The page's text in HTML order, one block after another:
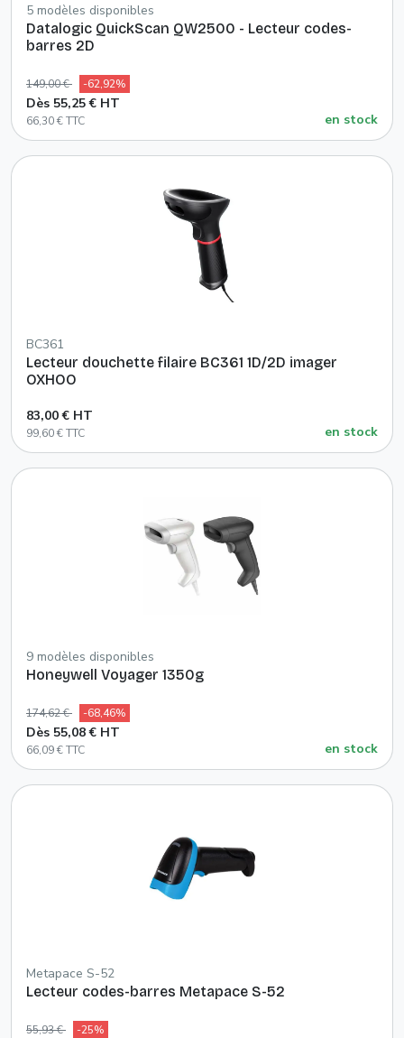
5 modèles disponibles
Datalogic QuickScan QW2500 - Lecteur codes-
barres 2D
149,00 € -62,92%
Dès 55,25 € HT
66,30 € TTC en stock
BC361
Lecteur douchette filaire BC361 1D/2D imager
OXHOO
83,00 € HT
99,60 € TTC en stock
9 modèles disponibles
Honeywell Voyager 1350g
174,62 € -68,46%
Dès 55,08 € HT
66,09 € TTC en stock
Metapace S-52
Lecteur codes-barres Metapace S-52
55,93 € -25%